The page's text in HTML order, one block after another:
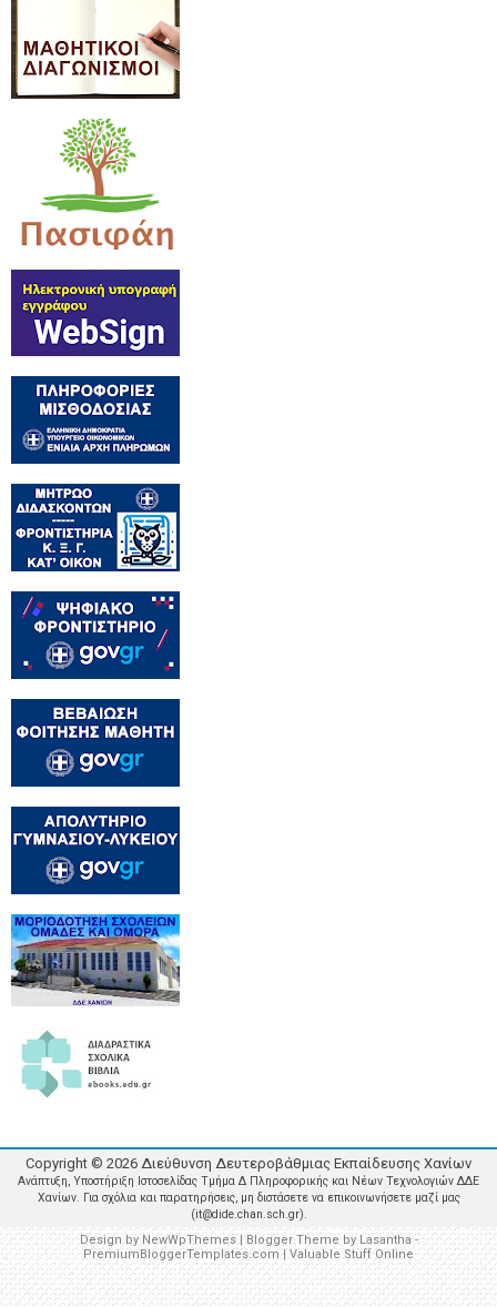
Copyright © 2026 Διεύθυνση Δευτεροβάθμιας Εκπαίδευσης Χανίων
Ανάπτυξη, Υποστήριξη Ιστοσελίδας Τμήμα Δ Πληροφορικής και Νέων Τεχνολογιών ΔΔΕ
Χανίων. Για σχόλια και παρατηρήσεις, μη διστάσετε να επικοινωνήσετε μαζί μας
(it@dide.chan.sch.gr).
Design byNewWpThemes| Blogger Theme by Lasantha -
PremiumBloggerTemplates.com|Valuable Stuff Online